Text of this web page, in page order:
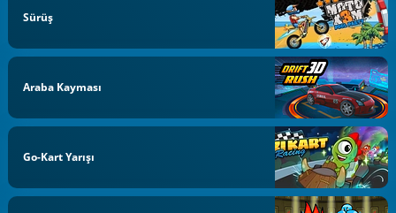
Sürüş
Araba Kayması
Go-Kart Yarışı